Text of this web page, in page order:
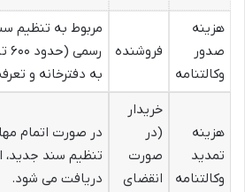
هزینه
صدور
وکالتنامه
فروشنده
مربوط به تنظیم
به دفترخانه و
هزینه
تمدید
وکالتنامه
خریدار
(در
صورت
انقضای
در صورت اتمام
تنظیم سند جدید،
دریافت می شود.